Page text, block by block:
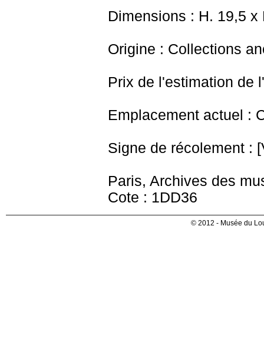
Dimensions : H. 19,5 x
Origine : Collections
Prix de l'estimation de
Emplacement actuel :
Signe de récolement :
Paris, Archives des
Cote : 1DD36
© 2012 - Musée du